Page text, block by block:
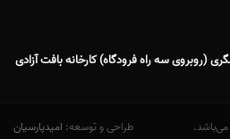
(روبروی سه راه فرودگاه) کارخانه بافت آزادی
می‌باشد. طراحی و توسعه: امیدپارسیان